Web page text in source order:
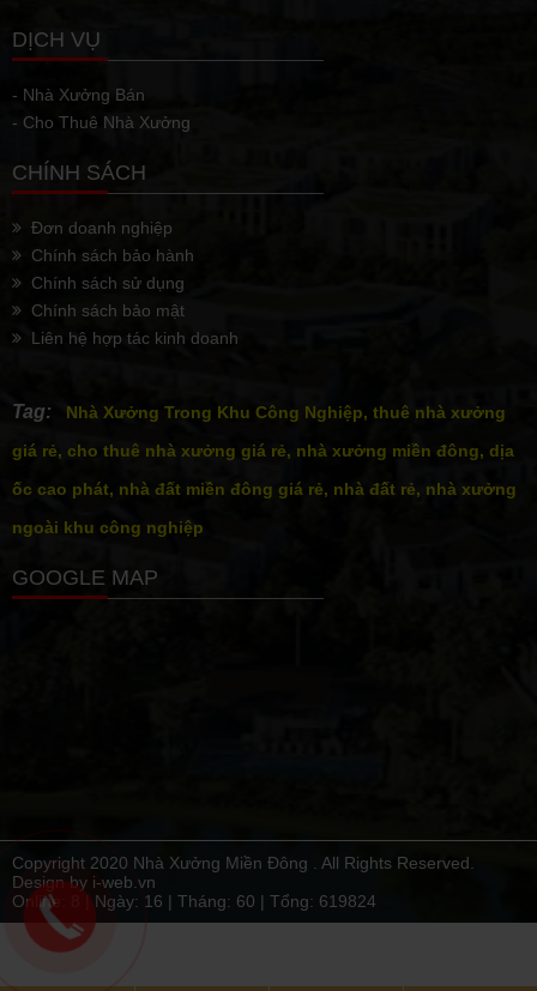
DỊCH VỤ
- Nhà Xưởng Bán
- Cho Thuê Nhà Xưởng
CHÍNH SÁCH
Đơn doanh nghiệp
Chính sách bảo hành
Chính sách sử dụng
Chính sách bảo mật
Liên hệ hợp tác kinh doanh
Tag:
Nhà Xưởng Trong Khu Công Nghiệp, thuê nhà xưởng
giá rẻ, cho thuê nhà xưởng giá rẻ, nhà xưởng miền đông, dịa
ốc cao phát, nhà đất miền đông giá rẻ, nhà đất rẻ, nhà xưởng
ngoài khu công nghiệp
GOOGLE MAP
Copyright 2020 Nhà Xưởng Miền Đông . All Rights Reserved.
Design by i-web.vn
Online: 8 | Ngày: 16 | Tháng: 60 | Tổng: 619824